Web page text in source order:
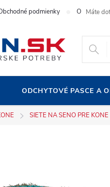
podmienky O našej
ODCHYTOVÉ PASCE A
SIETE NA SENO PRE KONE